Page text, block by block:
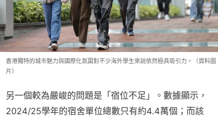
香港獨特的城市魅力與國際化氛圍對不少海外學生來說依然極具吸引力。（資料圖
片）
另一個較為嚴峻的問題是「宿位不足」。數據顯示，
2024/25學年的宿舍單位總數只有約4.4萬個；而該